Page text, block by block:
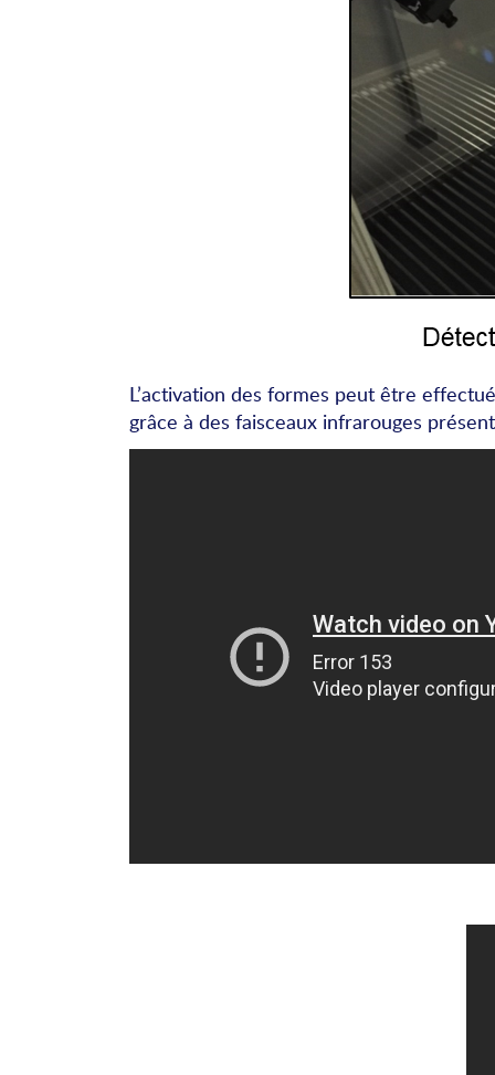
L’activation des formes peut être
grâce à des faisceaux infrarouges